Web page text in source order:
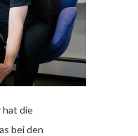
hat die
bei den